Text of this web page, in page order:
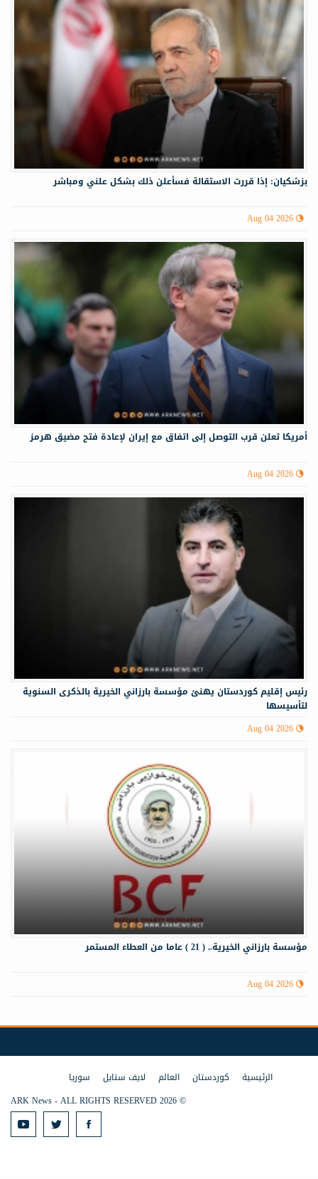
بزشكيان: إذا قررت الاستقالة فسأعلن ذلك بشكل علني ومباشر
Aug 04 2026
أمريكا تعلن قرب التوصل إلى اتفاق مع إيران لإعادة فتح مضيق هرمز
Aug 04 2026
رئيس إقليم كوردستان يهنئ مؤسسة بارزاني الخيرية بالذكرى السنوية
لتأسيسها
Aug 04 2026
مؤسسة بارزاني الخيرية.. ( 21 ) عاما من العطاء المستمر
Aug 04 2026
الرئيسية كوردستان العالم لايف ستايل
سوريا
© 2026 ARK News - ALL RIGHTS RESERVED